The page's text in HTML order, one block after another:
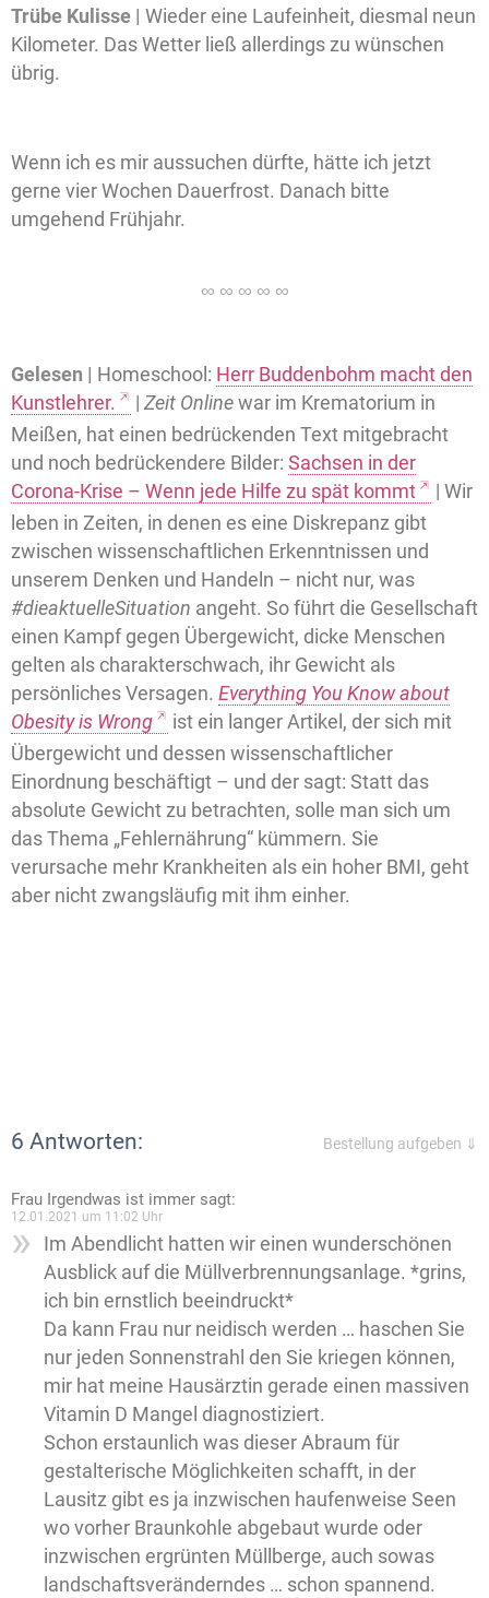
Trübe Kulisse | Wieder eine Laufeinheit, diesmal neun
Kilometer. Das Wetter ließ allerdings zu wünschen
übrig.
Wenn ich es mir aussuchen dürfte, hätte ich jetzt
gerne vier Wochen Dauerfrost. Danach bitte
umgehend Frühjahr.
Gelesen | Homeschool: Herr Buddenbohm macht den
Kunstlehrer.
| Zeit Onlinewar im Krematorium in
Meißen, hat einen bedrückenden Text mitgebracht
und noch bedrückendere Bilder: Sachsen in der
Corona-Krise – Wenn jede Hilfe zu spät kommt
| Wir
leben in Zeiten, in denen es eine Diskrepanz gibt
zwischen wissenschaftlichen Erkenntnissen und
unserem Denken und Handeln – nicht nur, was
#dieaktuelleSituation angeht. So führt die Gesellschaft
einen Kampf gegen Übergewicht, dicke Menschen
gelten als charakterschwach, ihr Gewicht als
persönliches Versagen. Everything You Know about
Obesity is Wrong
ist ein langer Artikel, der sich mit
Übergewicht und dessen wissenschaftlicher
Einordnung beschäftigt – und der sagt: Statt das
absolute Gewicht zu betrachten, solle man sich um
das Thema „Fehlernährung“ kümmern. Sie
verursache mehr Krankheiten als ein hoher BMI, geht
aber nicht zwangsläufig mit ihm einher.
6 Antworten: Bestellung aufgeben ⇓
Frau Irgendwas ist immer sagt:
12.01.2021 um 11:02 Uhr
Im Abendlicht hatten wir einen wunderschönen
Ausblick auf die Müllverbrennungsanlage. *grins,
ich bin ernstlich beeindruckt*
Da kann Frau nur neidisch werden … haschen Sie
nur jeden Sonnenstrahl den Sie kriegen können,
mir hat meine Hausärztin gerade einen massiven
Vitamin D Mangel di­a­g­nos­ti­zie­rt.
Schon erstaunlich was dieser Abraum für
gestalterische Möglichkeiten schafft, in der
Lausitz gibt es ja inzwischen haufenweise Seen
wo vorher Braunkohle abgebaut wurde oder
inzwischen ergrünten Müllberge, auch sowas
landschaftsveränderndes … schon spannend.